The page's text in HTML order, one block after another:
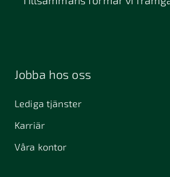
Jobba hos oss
Lediga tjänster
Karriär
Våra kontor